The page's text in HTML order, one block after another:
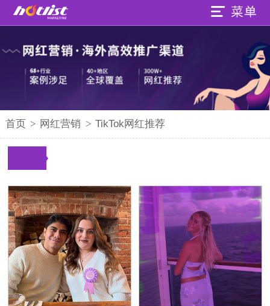
首页 > 网红营销 > TikTok网红推荐